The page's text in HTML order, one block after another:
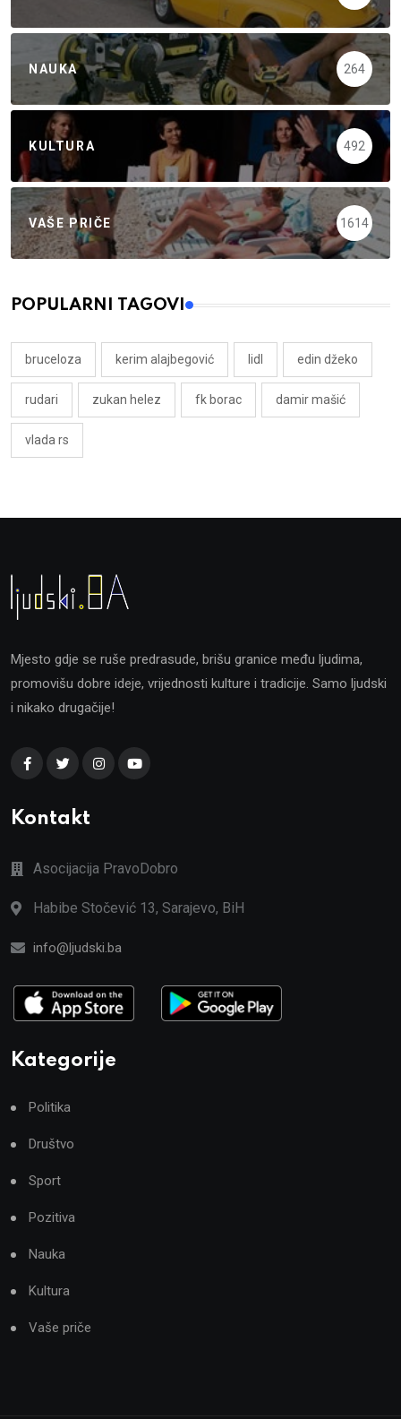
NAUKA 264
KULTURA 492
VAŠE PRIČE 1614
POPULARNI TAGOVI
bruceloza kerim alajbegović lidl edin džeko
rudari zukan helez fk borac damir mašić
vlada rs
Mjesto gdje se ruše predrasude, brišu granice među ljudima,
promovišu dobre ideje, vrijednosti kulture i tradicije. Samo ljudski
i nikako drugačije!
Kontakt
Asocijacija PravoDobro
Habibe Stočević 13, Sarajevo, BiH
info@ljudski.ba
Kategorije
Politika
Društvo
Sport
Pozitiva
Nauka
Kultura
Vaše priče